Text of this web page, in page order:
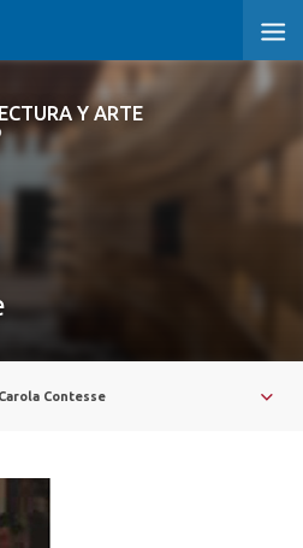
Y ARTE
Y ARTE
Carola Contesse